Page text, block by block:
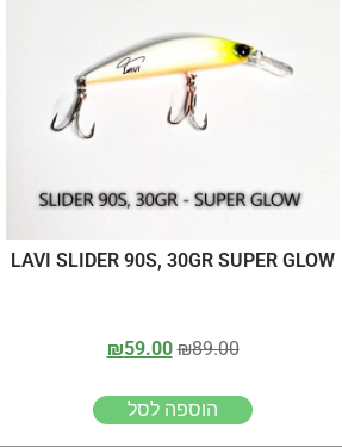
LAVI SLIDER 90S, 30GR SUPER GLOW
₪89.00
₪59.00
הוספה לסל